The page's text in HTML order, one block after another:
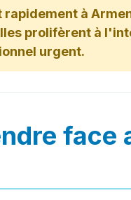
rapidement à
prolifèrent à
urgent.
face